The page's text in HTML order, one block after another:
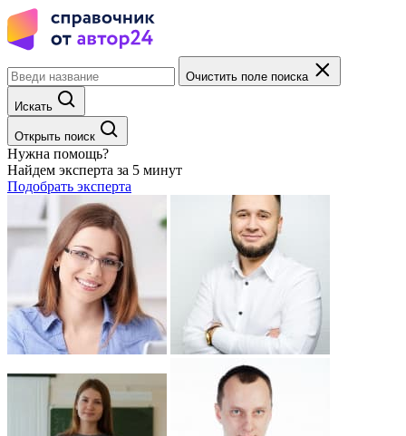
Очистить поле поиска
Искать
Открыть поиск
Нужна помощь?
Найдем эксперта за 5 минут
Подобрать эксперта